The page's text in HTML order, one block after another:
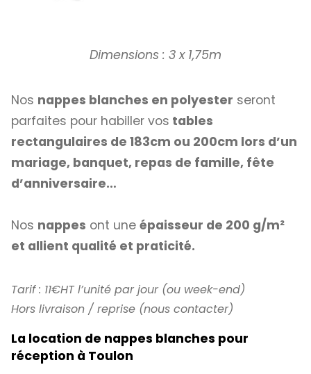
Dimensions : 3 x 1,75m
Nos nappes blanches en polyester seront
parfaites pour habiller vos tables
rectangulaires de 183cm ou 200cm lors d’un
mariage, banquet, repas de famille, fête
d’anniversaire…
Nos nappes ont une épaisseur de 200 g/m²
et allient qualité et praticité.
Tarif : 11€HT l’unité par jour (ou week-end)
Hors livraison / reprise (nous contacter)
La location de nappes blanches pour
réception à Toulon